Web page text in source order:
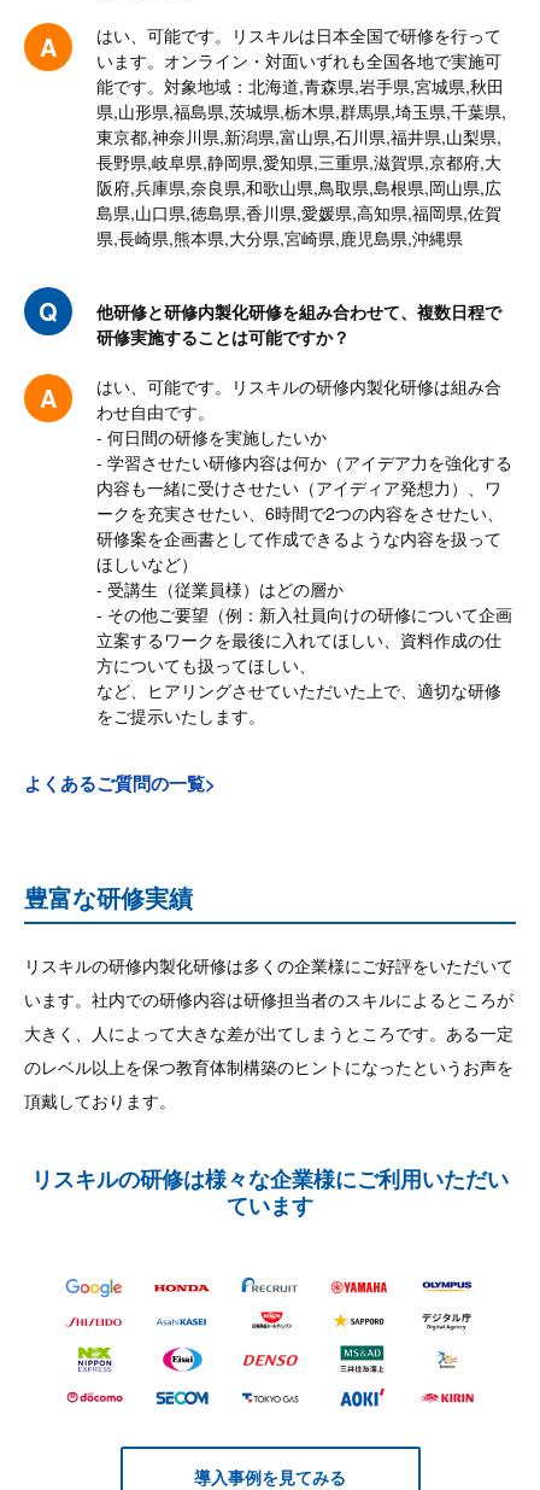
はい、可能です。リスキルは日本全国で研修を行って
います。オンライン・対面いずれも全国各地で実施可
能です。対象地域：北海道,青森県,岩手県,宮城県,秋田
県,山形県,福島県,茨城県,栃木県,群馬県,埼玉県,千葉県,
東京都,神奈川県,新潟県,富山県,石川県,福井県,山梨県,
長野県,岐阜県,静岡県,愛知県,三重県,滋賀県,京都府,大
阪府,兵庫県,奈良県,和歌山県,鳥取県,島根県,岡山県,広
島県,山口県,徳島県,香川県,愛媛県,高知県,福岡県,佐賀
県,長崎県,熊本県,大分県,宮崎県,鹿児島県,沖縄県
他研修と研修内製化研修を組み合わせて、複数日程で
研修実施することは可能ですか？
はい、可能です。リスキルの研修内製化研修は組み合
わせ自由です。
- 何日間の研修を実施したいか
- 学習させたい研修内容は何か（アイデア力を強化する
内容も一緒に受けさせたい（アイディア発想力）、ワ
ークを充実させたい、6時間で2つの内容をさせたい、
研修案を企画書として作成できるような内容を扱って
ほしいなど）
- 受講生（従業員様）はどの層か
- その他ご要望（例：新入社員向けの研修について企画
立案するワークを最後に入れてほしい、資料作成の仕
方についても扱ってほしい、
など、ヒアリングさせていただいた上で、適切な研修
をご提示いたします。
よくあるご質問の一覧>
豊富な研修実績
リスキルの研修内製化研修は多くの企業様にご好評をいただいて
います。社内での研修内容は研修担当者のスキルによるところが
大きく、人によって大きな差が出てしまうところです。ある一定
のレベル以上を保つ教育体制構築のヒントになったというお声を
頂戴しております。
リスキルの研修は様々な企業様にご利用いただい
ています
導入事例を見てみる